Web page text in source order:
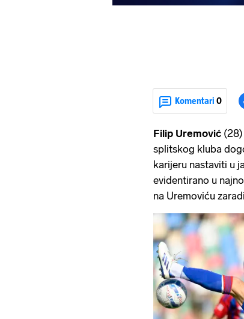
Komentari 0
Filip Uremović
splitskog kluba
karijeru nastaviti u
evidentirano u
na Uremoviću